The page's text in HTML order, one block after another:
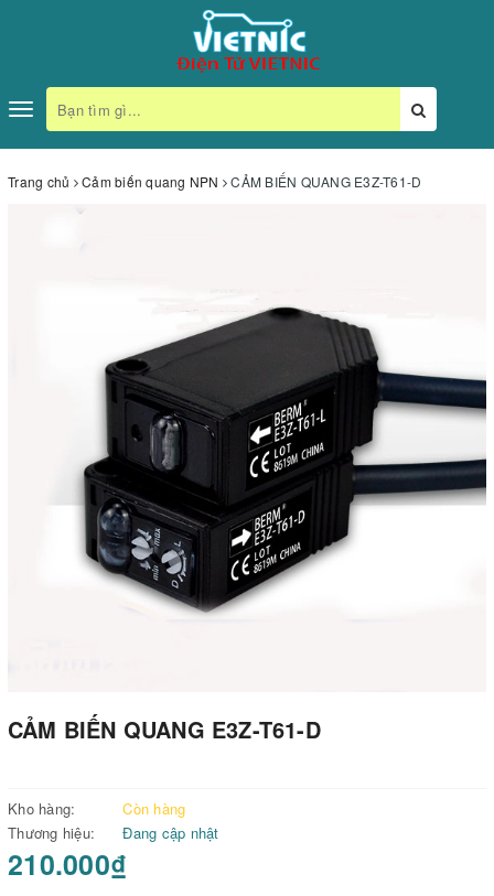
Toggle
navigation
Trang chủ Cảm biến quang NPN CẢM BIẾN QUANG E3Z-T61-D
CẢM BIẾN QUANG E3Z-T61-D
Kho hàng:
Còn hàng
Thương hiệu:
Đang cập nhật
210.000₫